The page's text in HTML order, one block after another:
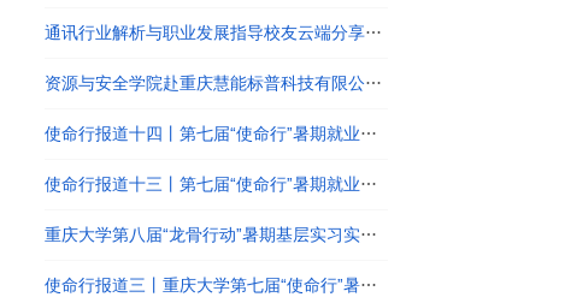
通讯行业解析与职业发展指导校友云端分享会顺利举办
资源与安全学院赴重庆慧能标普科技有限公司调研
使命行报道十四丨第七届“使命行”暑期就业实践团走访比亚迪、大疆及校友企业等
使命行报道十三丨第七届“使命行”暑期就业实践团走访中国振华电子集团有限公司
重庆大学第八届“龙骨行动”暑期基层实习实践活动结束
使命行报道三丨重庆大学第七届“使命行”暑期就业实践团走进中国电子科技集团公司第十研究所